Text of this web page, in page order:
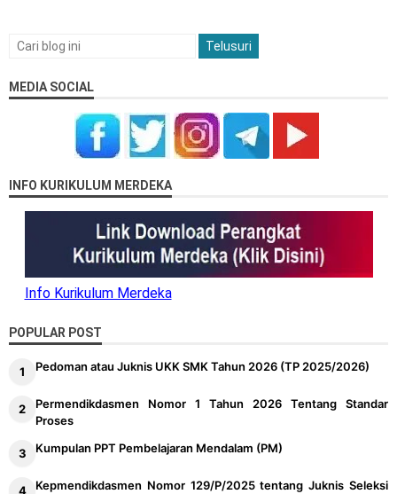
MEDIA SOCIAL
INFO KURIKULUM MERDEKA
Info Kurikulum Merdeka
POPULAR POST
Pedoman atau Juknis UKK SMK Tahun 2026 (TP 2025/2026)
Permendikdasmen Nomor 1 Tahun 2026 Tentang Standar
Proses
Kumpulan PPT Pembelajaran Mendalam (PM)
Kepmendikdasmen Nomor 129/P/2025 tentang Juknis Seleksi